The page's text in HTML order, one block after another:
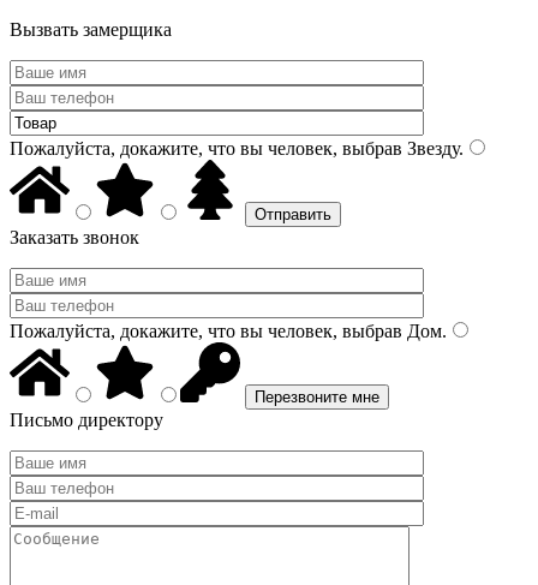
Вызвать замерщика
Пожалуйста, докажите, что вы человек, выбрав Звезду.
Заказать звонок
Пожалуйста, докажите, что вы человек, выбрав Дом.
Письмо директору